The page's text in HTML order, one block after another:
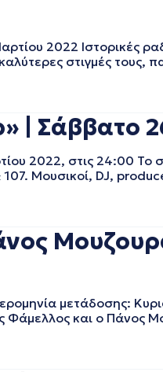
2022 Ιστορικές
στιγμές τους,
| Σάββατο
2022, στις 24:00 Το
Μουσικοί, DJ,
μετάδοσης:
Φάμελλος και ο Πάνος